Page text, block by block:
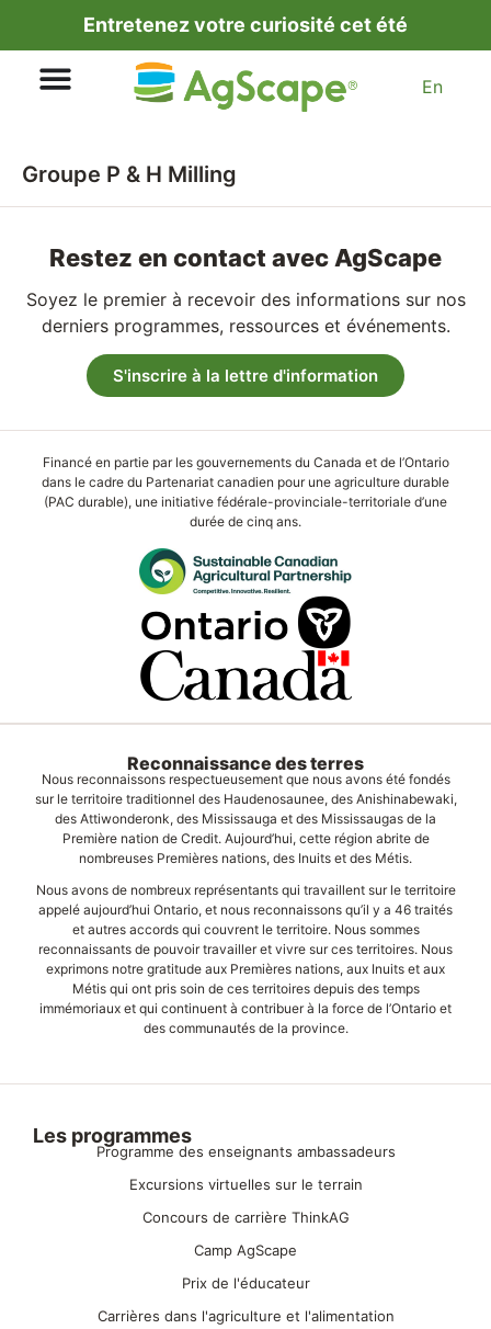
Entretenez votre curiosité cet été
En
Groupe P & H Milling
Restez en contact avec AgScape
Soyez le premier à recevoir des informations sur nos
derniers programmes, ressources et événements.
S'inscrire à la lettre d'information
Financé en partie par les gouvernements du Canada et de l’Ontario
dans le cadre du Partenariat canadien pour une agriculture durable
(PAC durable), une initiative fédérale-provinciale-territoriale d’une
durée de cinq ans.
Reconnaissance des terres
Nous reconnaissons respectueusement que nous avons été fondés
sur le territoire traditionnel des Haudenosaunee, des Anishinabewaki,
des Attiwonderonk, des Mississauga et des Mississaugas de la
Première nation de Credit. Aujourd’hui, cette région abrite de
nombreuses Premières nations, des Inuits et des Métis.
Nous avons de nombreux représentants qui travaillent sur le territoire
appelé aujourd’hui Ontario, et nous reconnaissons qu’il y a 46 traités
et autres accords qui couvrent le territoire. Nous sommes
reconnaissants de pouvoir travailler et vivre sur ces territoires. Nous
exprimons notre gratitude aux Premières nations, aux Inuits et aux
Métis qui ont pris soin de ces territoires depuis des temps
immémoriaux et qui continuent à contribuer à la force de l’Ontario et
des communautés de la province.
Les programmes
Programme des enseignants ambassadeurs
Excursions virtuelles sur le terrain
Concours de carrière ThinkAG
Camp AgScape
Prix de l'éducateur
Carrières dans l'agriculture et l'alimentation